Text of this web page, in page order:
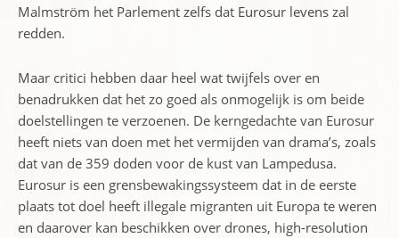
Malmström het Parlement zelfs dat Eurosur levens zal
redden.
Maar critici hebben daar heel wat twijfels over en
benadrukken dat het zo goed als onmogelijk is om beide
doelstellingen te verzoenen. De kerngedachte van Eurosur
heeft niets van doen met het vermijden van drama’s, zoals
dat van de 359 doden voor de kust van Lampedusa.
Eurosur is een grensbewakingssysteem dat in de eerste
plaats tot doel heeft illegale migranten uit Europa te weren
en daarover kan beschikken over drones, high-resolution